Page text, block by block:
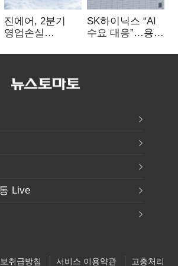
진에어, 2분기
영업손실
상승 여파
SK하이닉스 “AI
수요 대응”…용인
투자
Live
취급방침 서비스 이용약관 고충처리